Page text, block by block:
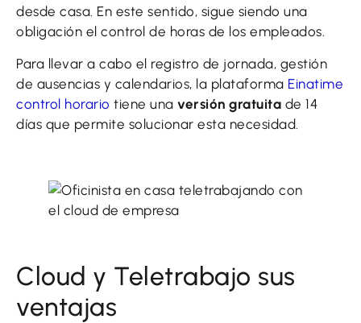
desde casa. En este sentido, sigue siendo una
obligación el control de horas de los empleados.
Para llevar a cabo el registro de jornada, gestión
de ausencias y calendarios, la plataforma Einatime
control horario tiene una versión gratuita de 14
días que permite solucionar esta necesidad.
Cloud y Teletrabajo sus
ventajas